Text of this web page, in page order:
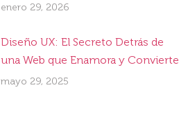
enero 29, 2026
Diseño UX: El Secreto Detrás de
una Web que Enamora y Convierte
mayo 29, 2025